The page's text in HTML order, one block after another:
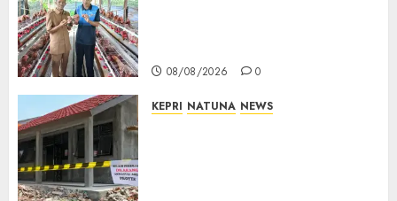
08/08/2026 0
KEPRI NATUNA NEWS